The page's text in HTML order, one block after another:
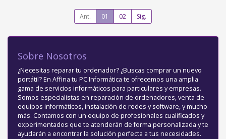
Ant. 01 02 Sig.
Sobre Nosotros
¿Necesitas reparar tu ordenador? ¿Buscas comprar un nuevo
portátil? En Affina tu PC Informática te ofrecemos una amplia
gama de servicios informáticos para particulares y empresas.
Somos especialistas en reparación de ordenadores, venta de
equipos informáticos, instalación de redes y software, y mucho
más. Contamos con un equipo de profesionales cualificados y
experimentados que te atenderán de forma personalizada y te
ayudarán a encontrar la solución perfecta a tus necesidades.